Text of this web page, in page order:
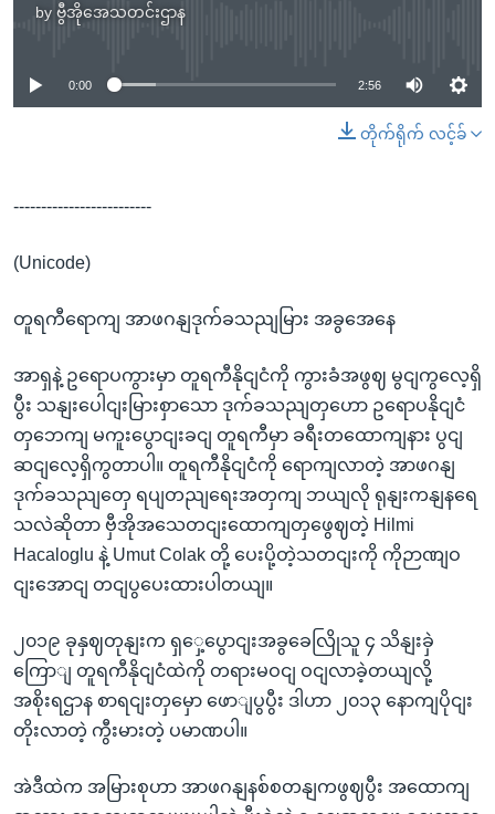
by ဗွီအိုအေသတင်းဌာန
No media source currently available
0:00 2:56
တိုက်ရိုက် လင့်ခ်
-------------------------
(Unicode)
တူရကီရောကျ အာဖဂနျဒုက်ခသညျမြား အခွအေနေ
အာရှနဲ့ ဥရောပကွားမှာ တူရကီနိုငျငံကို ကွားခံအဖွဈ မွငျကွလေ့ရှိ
ပွီး သနျးပေါငျးမြားစှာသော ဒုက်ခသညျတှဟော ဥရောပနိုငျငံ
တှဘေကျ မကူးပွောငျးခငျ တူရကီမှာ ခရီးတထောကျနား ပွငျ
ဆငျလေ့ရှိကွတာပါ။ တူရကီနိုငျငံကို ရောကျလာတဲ့ အာဖဂနျ
ဒုက်ခသညျတှေ ရပျတညျရေးအတှကျ ဘယျလို ရုနျးကနျနရေ
သလဲဆိုတာ ဗှီအိုအသေတငျးထောကျတှဖွေဈတဲ့ Hilmi
Hacaloglu နဲ့ Umut Colak တို့ ပေးပို့တဲ့သတငျးကို ကိုဉာဏျဝ
ငျးအောငျ တငျပွပေးထားပါတယျ။
၂၀၁၉ ခုနှဈတုနျးက ရှှေ့ပွောငျးအခွခေလြိုသူ ၄ သိနျးခှဲ
ကြောျ တူရကီနိုငျငံထဲကို တရားမဝငျ ဝငျလာခဲ့တယျလို့
အစိုးရဌာန စာရငျးတှမှော ဖောျပွပွီး ဒါဟာ ၂၀၁၃ နောကျပိုငျး
တိုးလာတဲ့ ကွီးမားတဲ့ ပမာဏပါ။
အဲဒီထဲက အမြားစုဟာ အာဖဂနျနစ်စတနျကဖွဈပွီး အထောကျ